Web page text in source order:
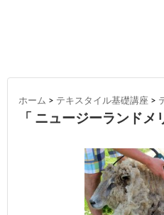
ホーム > テキスタイル基礎講座 >
「 ニュージーランドメ